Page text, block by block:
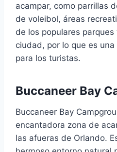
acampar, como parrillas
de voleibol, áreas
de los populares
ciudad, por lo que es
para los turistas.
Buccaneer Bay
Buccaneer Bay
encantadora zona de
las afueras de Orlando.